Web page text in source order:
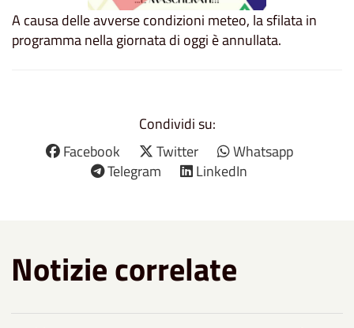
A causa delle avverse condizioni meteo, la sfilata in
programma nella giornata di oggi è annullata.
Condividi su:
Facebook
Twitter
Whatsapp
Telegram
LinkedIn
Notizie correlate